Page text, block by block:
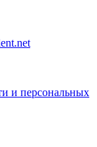
и персональных